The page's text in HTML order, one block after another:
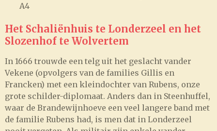
A4
Het Schaliënhuis te Londerzeel en het
Slozenhof te Wolvertem
In 1666 trouwde een telg uit het geslacht vander
Vekene (opvolgers van de families Gillis en
Francken) met een kleindochter van Rubens, onze
grote schilder-diplomaat. Anders dan in Steenhuffel,
waar de Brandewijnhoeve een veel langere band met
de familie Rubens had, is men dat in Londerzeel